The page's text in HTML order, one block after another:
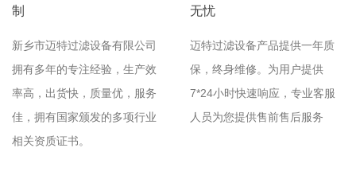
制
新乡市迈特过滤设备有限公司
拥有多年的专注经验，生产效
率高，出货快，质量优，服务
佳，拥有国家颁发的多项行业
相关资质证书。
无忧
迈特过滤设备产品提供一年质
保，终身维修。为用户提供
7*24小时快速响应，专业客服
人员为您提供售前售后服务